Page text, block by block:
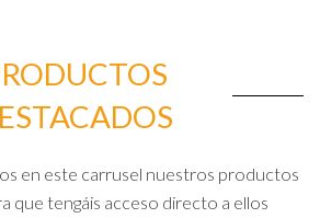
en este carrusel nuestros productos
que tengáis acceso directo a ellos